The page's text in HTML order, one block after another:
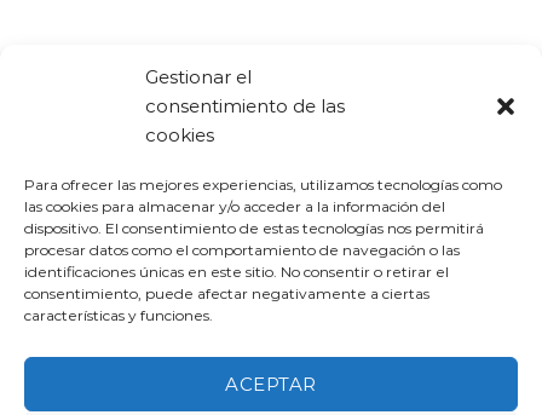
Gestionar el
consentimiento de las
cookies
Para ofrecer las mejores experiencias, utilizamos tecnologías como
las cookies para almacenar y/o acceder a la información del
dispositivo. El consentimiento de estas tecnologías nos permitirá
procesar datos como el comportamiento de navegación o las
identificaciones únicas en este sitio. No consentir o retirar el
consentimiento, puede afectar negativamente a ciertas
características y funciones.
ACEPTAR
Llámanos ahora:93 777 82 58
bargues@mbargues.com
NEXT GENERATION (EU) DEL MECANISMO DE RECUPERACIÓN Y
RESILIENCIA